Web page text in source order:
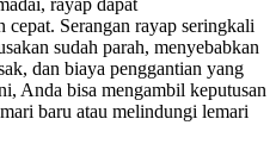
rayap dapat
cepat. Serangan rayap seringkali
sudah parah, menyebabkan
dan biaya penggantian yang
Anda bisa mengambil keputusan
baru atau melindungi lemari